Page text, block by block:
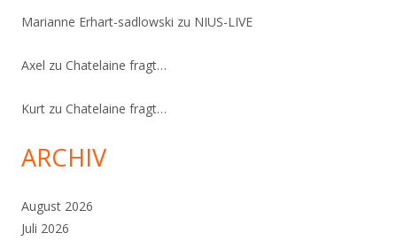
Marianne Erhart-sadlowski zu NIUS-LIVE
Axel zu Chatelaine fragt…
Kurt zu Chatelaine fragt…
ARCHIV
August 2026
Juli 2026